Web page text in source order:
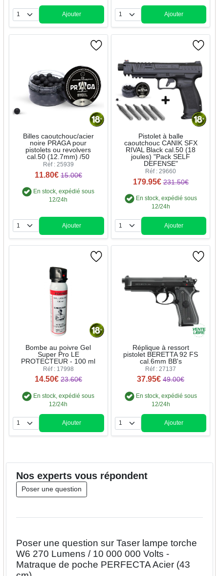
Quantité
Ajouter
Quantité
Ajouter
Billes caoutchouc/acier
noire PRAGA pour
pistolets ou revolvers
cal.50 (12.7mm) /50
Réf : 25939
11.80€ 15.00€
En stock, expédié sous
12/24h
Quantité
Ajouter
Pistolet à balle
caoutchouc CANIK SFX
RIVAL Black cal.50 (18
joules) "Pack SELF
DEFENSE"
Réf : 29660
179.95€ 231.50€
En stock, expédié sous
12/24h
Quantité
Ajouter
Bombe au poivre Gel
Super Pro LE
PROTECTEUR - 100 ml
Réf : 17998
14.50€ 23.60€
En stock, expédié sous
12/24h
Quantité
Ajouter
Réplique à ressort
pistolet BERETTA 92 FS
cal.6mm BB's
Réf : 27137
37.95€ 49.00€
En stock, expédié sous
12/24h
Quantité
Ajouter
Nos expertsvous répondent
Poser une question
Poser une question sur Taser lampe torche
W6 270 Lumens / 10 000 000 Volts -
Matraque de poche PERFECTA Acier (43